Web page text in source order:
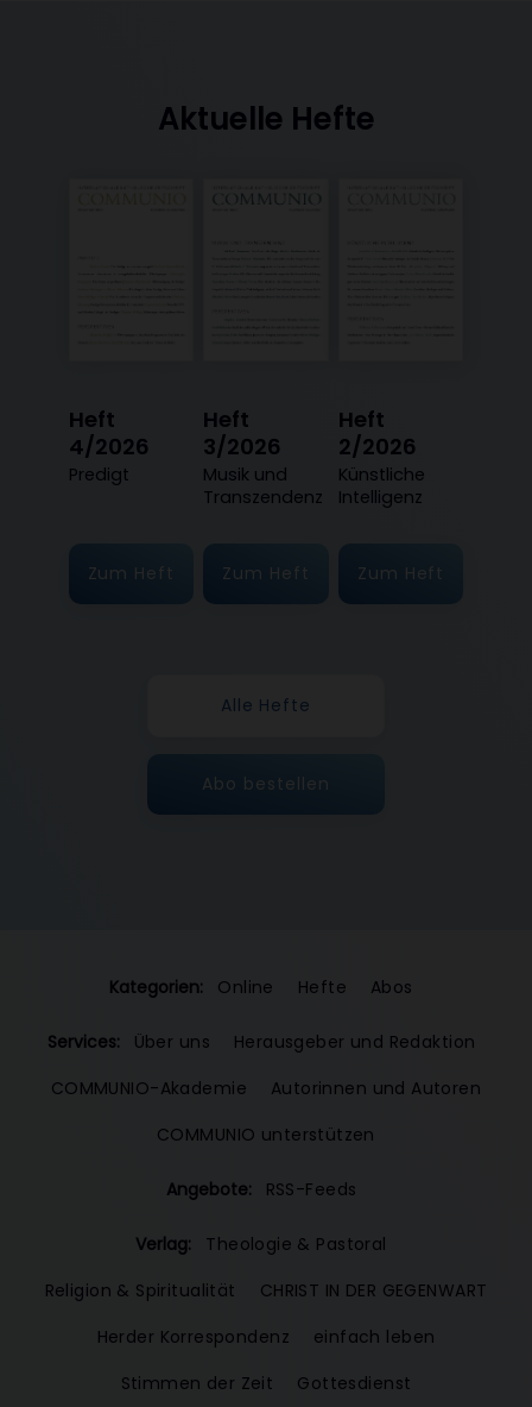
Aktuelle Hefte
Heft
4/2026
:
Predigt
Zum Heft
Heft
3/2026
:
Musik und
Transzendenz
Zum Heft
Heft
2/2026
:
Künstliche
Intelligenz
Zum Heft
Alle Hefte
Abo bestellen
Kategorien: Online Hefte Abos
Services: Über uns
Herausgeber und Redaktion
COMMUNIO-Akademie
Autorinnen und Autoren
COMMUNIO unterstützen
Angebote: RSS-Feeds
Verlag:
Theologie & Pastoral
Religion & Spiritualität
CHRIST IN DER GEGENWART
Herder Korrespondenz
einfach leben
Stimmen der Zeit
Gottesdienst